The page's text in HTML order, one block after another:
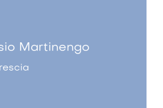
Martinengo